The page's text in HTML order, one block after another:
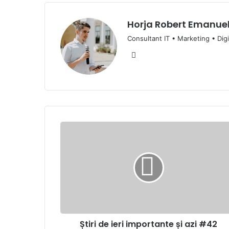
Horja Robert Emanuel
Consultant IT • Marketing •
Știri de ieri importante și azi #42